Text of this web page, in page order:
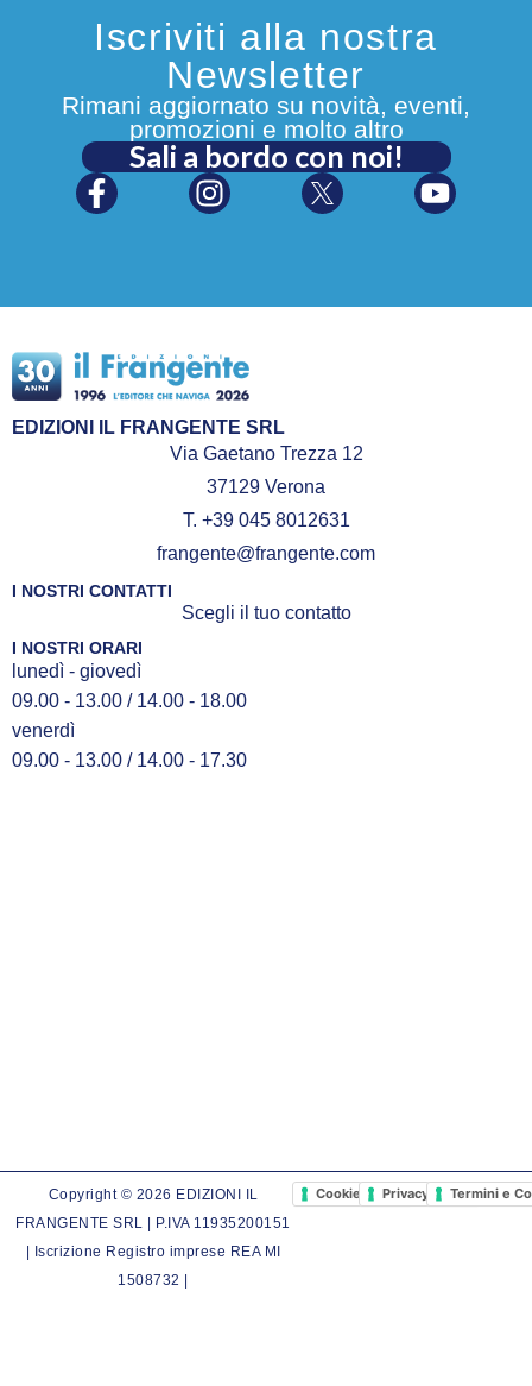
Iscriviti alla nostra
Newsletter
Rimani aggiornato su novità, eventi,
promozioni e molto altro
Sali a bordo con noi!
EDIZIONI IL FRANGENTE SRL
Via Gaetano Trezza 12
37129 Verona
T. +39 045 8012631
frangente@frangente.com
I NOSTRI CONTATTI
Scegli il tuo contatto
I NOSTRI ORARI
lunedì - giovedì
09.00 - 13.00 / 14.00 - 18.00
venerdì
09.00 - 13.00 / 14.00 - 17.30
Copyright © 2026 EDIZIONI IL
FRANGENTE SRL | P.IVA 11935200151
| Iscrizione Registro imprese REA MI
1508732 |
Cookie PolicyPrivacy PolicyTermini e